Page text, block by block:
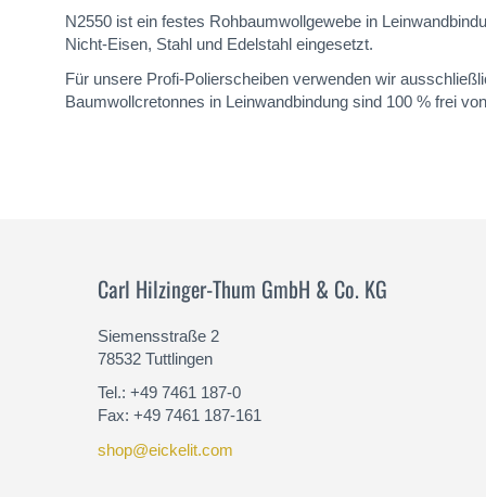
N2550 ist ein festes Rohbaumwollgewebe in
Nicht-Eisen, Stahl und Edelstahl eingesetzt.
Für unsere Profi-Polierscheiben verwenden wir
Baumwollcretonnes in Leinwandbindung sind 100 % frei
Carl Hilzinger-Thum GmbH & Co. KG
Siemensstraße 2
78532 Tuttlingen
Tel.: +49 7461 187-0
Fax: +49 7461 187-161
shop@eickelit.com